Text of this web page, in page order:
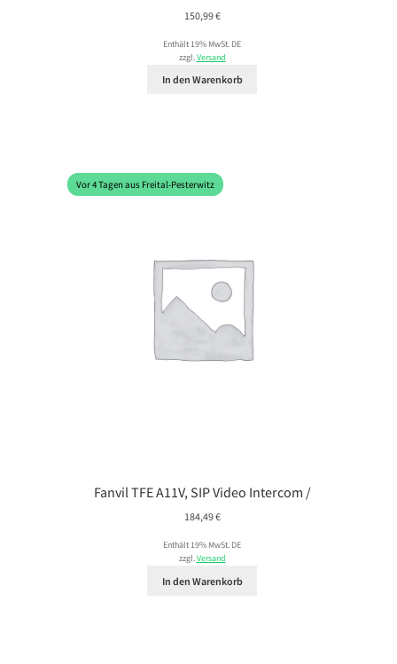
150,99€
Enthält 19% MwSt. DE
zzgl.Versand
In den Warenkorb
Vor 4 Tagen aus Freital-Pesterwitz
Fanvil TFE A11V, SIP Video Intercom /
184,49€
Enthält 19% MwSt. DE
zzgl.Versand
In den Warenkorb